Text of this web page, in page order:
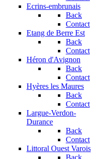
Ecrins-embrunais
Back
Contact
Etang de Berre Est
Back
Contact
Héron d'Avignon
Back
Contact
Hyères les Maures
Back
Contact
Largue-Verdon-
Durance
Back
Contact
Littoral Ouest Varois
Back